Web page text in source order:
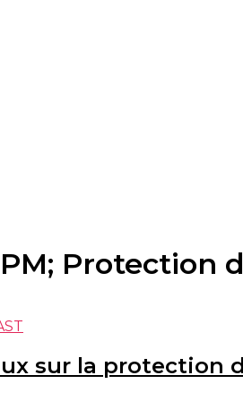
Protection
sur la protection